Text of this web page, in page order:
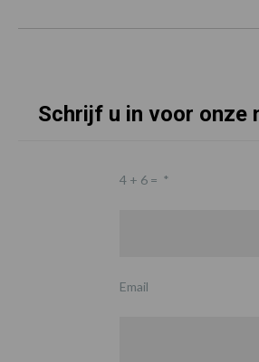
Schrijf u in voor onze
4 + 6 = *
Email